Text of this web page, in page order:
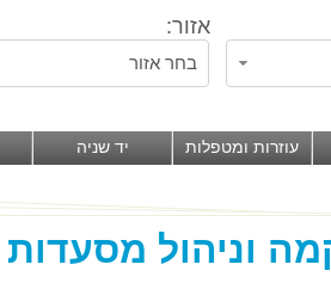
אזור:
בחר אזור
עוזרות ומטפלות יד שניה
וניהול מסעדות